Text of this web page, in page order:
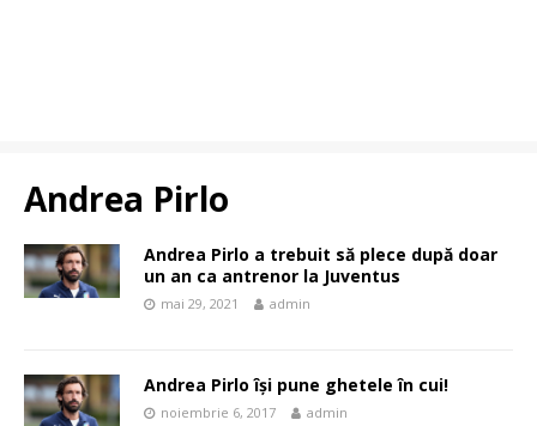
Andrea Pirlo
Andrea Pirlo a trebuit să plece după doar
un an ca antrenor la Juventus
mai 29, 2021 admin
Andrea Pirlo își pune ghetele în cui!
noiembrie 6, 2017 admin